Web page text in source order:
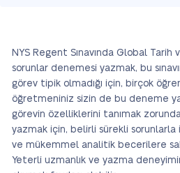
NYS Regent Sınavında Global
sorunlar denemesi yazmak, bu
görev tipik olmadığı için, birçok
öğretmeniniz sizin de bu deneme
görevin özelliklerini tanımak
yazmak için, belirli sürekli sorunlarla
ve mükemmel analitik becerilere
Yeterli uzmanlık ve yazma